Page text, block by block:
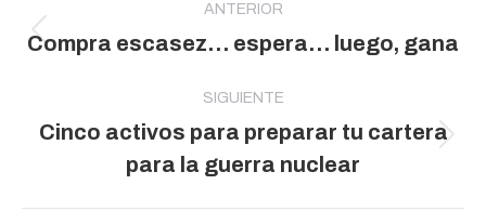
entre
publicaciones
ANTERIOR
Publicación
Compra escasez… espera… luego, gana
SIGUIENTE
Publicación
siguiente:
Cinco activos para preparar tu cartera
para la guerra nuclear